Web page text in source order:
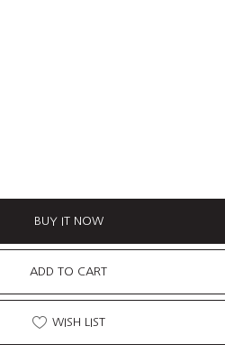
BUY IT NOW
ADD TO CART
WISH LIST